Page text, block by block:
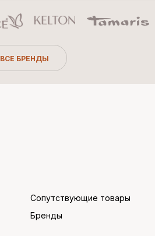
ВСЕ БРЕНДЫ
Сопутствующие товары
Бренды